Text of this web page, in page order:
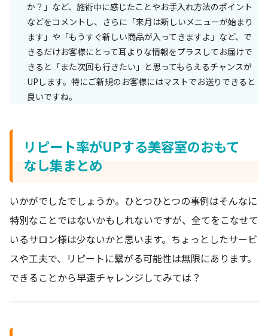
か？」など、施術中に感じたことやお手入れ方法のポイント
などをコメントし、さらに「来月は新しいメニューが始まり
ます」や「もうすぐ新しい商品が入ってきますよ」など、で
きるだけお客様にとって耳よりな情報をプラスしてお届けで
きると「また次回も行きたい」と思ってもらえるチャンスが
UPします。特にご新規のお客様にはマストでお送りできると
良いですね。
リピート率がUPする美容室のおもて
なし集まとめ
いかがでしたでしょうか。ひとつひとつの事例はそんなに
特別なことではないかもしれないですが、全てをこなせて
いるサロン様は少ないかと思います。ちょっとしたサービ
スや工夫で、リピートに繋がる可能性は無限にあります。
できることから早速チャレンジしてみては？